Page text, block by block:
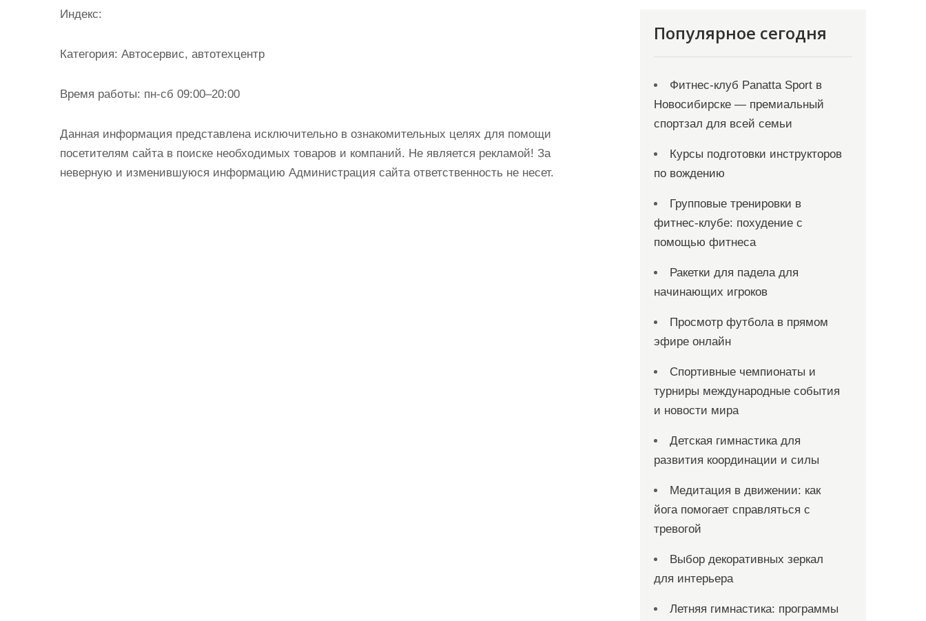
Индекс:
Категория: Автосервис, автотехцентр
Время работы: пн-сб 09:00–20:00
Данная информация представлена исключительно в ознакомительных целях для помощи
посетителям сайта в поиске необходимых товаров и компаний. Не является рекламой! За
неверную и изменившуюся информацию Администрация сайта ответственность не несет.
Популярное сегодня
Фитнес-клуб Panatta Sport в
Новосибирске — премиальный
спортзал для всей семьи
Курсы подготовки инструкторов
по вождению
Групповые тренировки в
фитнес-клубе: похудение с
помощью фитнеса
Ракетки для падела для
начинающих игроков
Просмотр футбола в прямом
эфире онлайн
Спортивные чемпионаты и
турниры международные события
и новости мира
Детская гимнастика для
развития координации и силы
Медитация в движении: как
йога помогает справляться с
тревогой
Выбор декоративных зеркал
для интерьера
Летняя гимнастика: программы